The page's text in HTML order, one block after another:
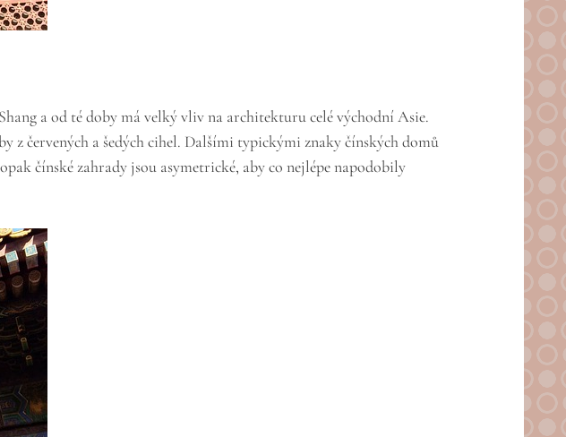
a od té doby má velký vliv na architekturu celé východní Asie.
z červených a šedých cihel. Dalšími typickými znaky čínských domů
čínské zahrady jsou asymetrické, aby co nejlépe napodobily